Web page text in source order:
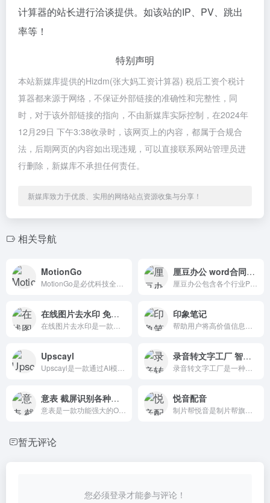
计算器的站长进行洽谈提供。如该站的IP、PV、跳出
率等！
特别声明
本站新媒库提供的Hizdm(张大妈工资计算器) 税后工资个税计
算器都来源于网络，不保证外部链接的准确性和完整性，同
时，对于该外部链接的指向，不由新媒库实际控制，在2024年
12月29日 下午3:38收录时，该网页上的内容，都属于合规合
法，后期网页的内容如出现违规，可以直接联系网站管理员进
行删除，新媒库不承担任何责任。
新媒库致力于优质、实用的网络站点资源收集与分享！
相关导航
MotionGo 厘豆办公 word合同行业表格PPT模板
在线图片去水印 免费安全的在线去除图片水印工具 印象笔记
Upscayl 录音转文字工厂 智能语音识别工具
意表 截屏识别各种类型表格 悦音配音
暂无评论
您必须登录才能参与评论！